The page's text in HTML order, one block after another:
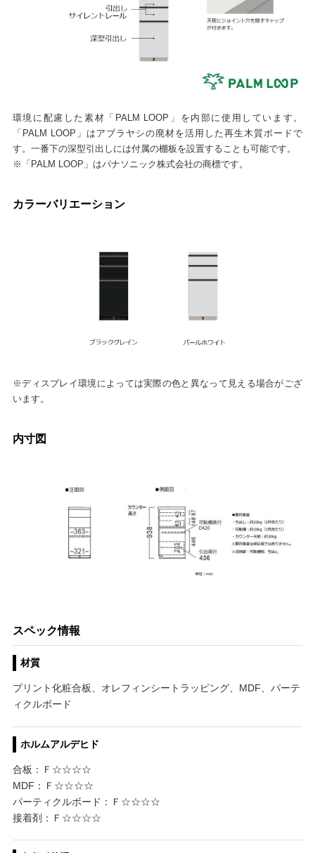
環境に配慮した素材「PALM LOOP」を内部に使用しています。
「PALM LOOP」はアブラヤシの廃材を活用した再生木質ボードで
す。一番下の深型引出しには付属の棚板を設置することも可能です。
※「PALM LOOP」はパナソニック株式会社の商標です。
カラーバリエーション
※ディスプレイ環境によっては実際の色と異なって見える場合がござ
います。
内寸図
スペック情報
材質
プリント化粧合板、オレフィンシートラッピング、MDF、パーテ
ィクルボード
ホルムアルデヒド
合板：Ｆ☆☆☆☆
MDF：Ｆ☆☆☆☆
パーティクルボード：Ｆ☆☆☆☆
接着剤：Ｆ☆☆☆☆